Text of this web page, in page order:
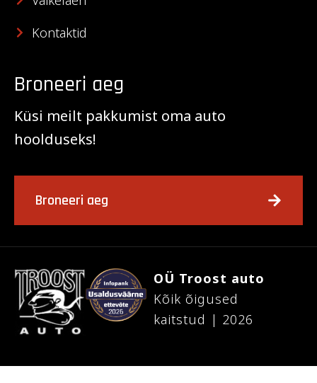
Kontaktid
Broneeri aeg
Küsi meilt pakkumist oma auto
hoolduseks!
Broneeri aeg
OÜ Troost auto
Kõik õigused
kaitstud | 2026